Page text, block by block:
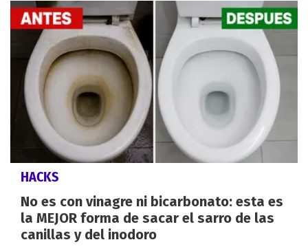
HACKS
No es con vinagre ni bicarbonato: esta es
la MEJOR forma de sacar el sarro de las
canillas y del inodoro